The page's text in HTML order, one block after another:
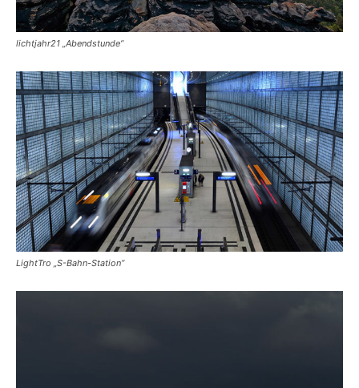
lichtjahr21 „Abendstunde“
LightTro „S-Bahn-Station“